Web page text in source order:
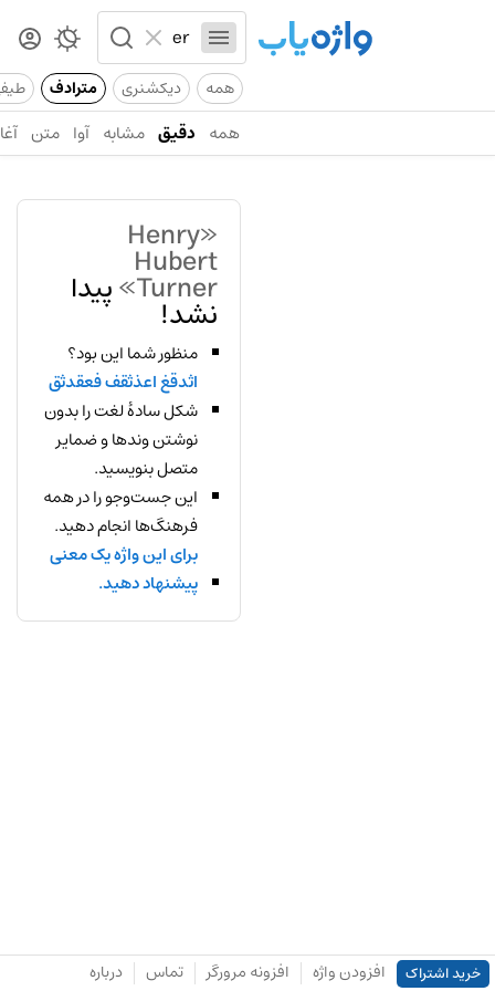
همه دیکشنری مترادف
همه دقیق مشابه آوا متن
«Henry
Hubert
Turner» پیدا
نشد!
منظور شما این بود؟
اثدقغ اعذثقف فعقدثق
شکل سادهٔ لغت را بدون
نوشتن وندها و ضمایر
متصل بنویسید.
این جست‌وجو را در همه
فرهنگ‌ها انجام دهید.
برای این واژه یک معنی
پیشنهاد دهید.
خرید اشتراک افزودن واژه افزونه مرورگر تماس درباره